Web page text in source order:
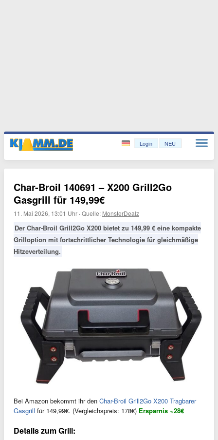
Login NEU
Char-Broil 140691 – X200 Grill2Go
Gasgrill für 149,99€
11. Mai 2026, 13:01 Uhr ·Quelle: MonsterDealz
Der Char-Broil Grill2Go X200 bietet zu 149,99 € eine kompakte
Grilloption mit fortschrittlicher Technologie für gleichmäßige
Hitzeverteilung.
Bei Amazon bekommt ihr den Char-Broil Grill2Go X200 Tragbarer
Gasgrill für 149,99€. (Vergleichspreis: 178€) Ersparnis ~28€
Details zum Grill: